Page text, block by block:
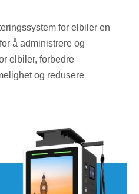
for elbiler en
å administrere og
elbiler, forbedre
og redusere